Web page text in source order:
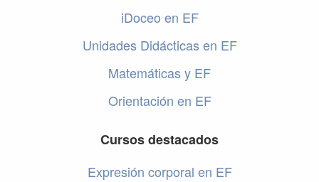
iDoceo en EF
Unidades Didácticas en EF
Matemáticas y EF
Orientación en EF
Cursos destacados
Expresión corporal en EF